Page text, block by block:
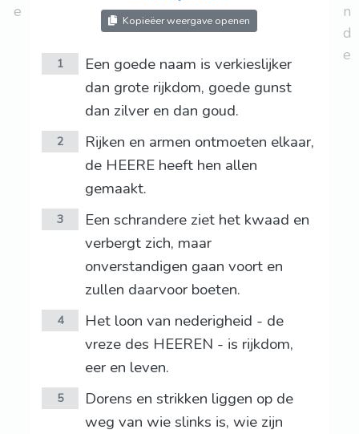
e
Kopieëer weergave openen
1
Een goede naam is verkieslijker
dan grote rijkdom, goede gunst
dan zilver en dan goud.
2
Rijken en armen ontmoeten elkaar,
de HEERE heeft hen allen
gemaakt.
3
Een schrandere ziet het kwaad en
verbergt zich, maar
onverstandigen gaan voort en
zullen daarvoor boeten.
4
Het loon van nederigheid - de
vreze des HEEREN - is rijkdom,
eer en leven.
5
Dorens en strikken liggen op de
weg van wie slinks is, wie zijn
n
d
e